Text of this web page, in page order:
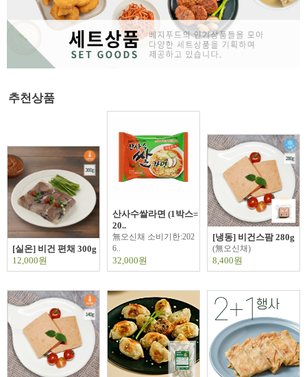
추천상품
[실온] 비건 편채 300g
12,000원
산사수쌀라면 (1박스=
20..
無오신채 소비기한:202
6..
32,000원
[냉동] 비건스팜 280g
(無오신채)
8,400원